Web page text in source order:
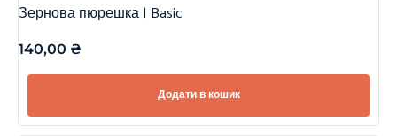
Зернова пюрешка | Basic
140,00 ₴
Додати в кошик